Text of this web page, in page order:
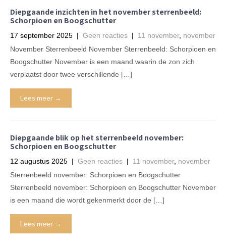
Diepgaande inzichten in het november sterrenbeeld:
Schorpioen en Boogschutter
17 september 2025 | Geen reacties | 11 november, november
November Sterrenbeeld November Sterrenbeeld: Schorpioen en
Boogschutter November is een maand waarin de zon zich
verplaatst door twee verschillende […]
Lees meer →
Diepgaande blik op het sterrenbeeld november:
Schorpioen en Boogschutter
12 augustus 2025 | Geen reacties | 11 november, november
Sterrenbeeld november: Schorpioen en Boogschutter
Sterrenbeeld november: Schorpioen en Boogschutter November
is een maand die wordt gekenmerkt door de […]
Lees meer →